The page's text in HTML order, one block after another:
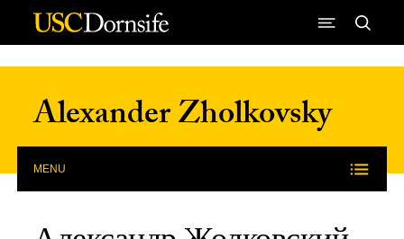
Skip to Content
Alexander Zholkovsky
MENU